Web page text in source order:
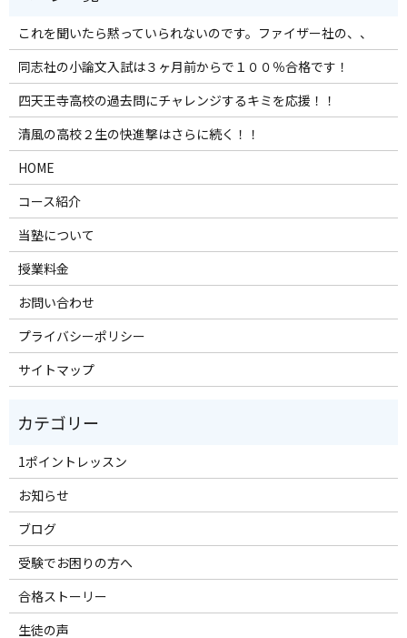
これを聞いたら黙っていられないのです。ファイザー社の、、
同志社の小論文入試は３ヶ月前からで１００％合格です！
四天王寺高校の過去問にチャレンジするキミを応援！！
清風の高校２生の快進撃はさらに続く！！
HOME
コース紹介
当塾について
授業料金
お問い合わせ
プライバシーポリシー
サイトマップ
1ポイントレッスン
お知らせ
ブログ
受験でお困りの方へ
合格ストーリー
生徒の声